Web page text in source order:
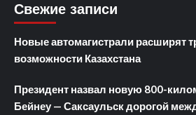
Свежие записи
Новые автомагистрали расширят
возможности Казахстана
Президент назвал новую 800-
Бейнеу — Саксаульск дорогой